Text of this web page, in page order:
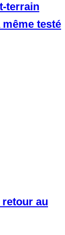
terrain
testé
au